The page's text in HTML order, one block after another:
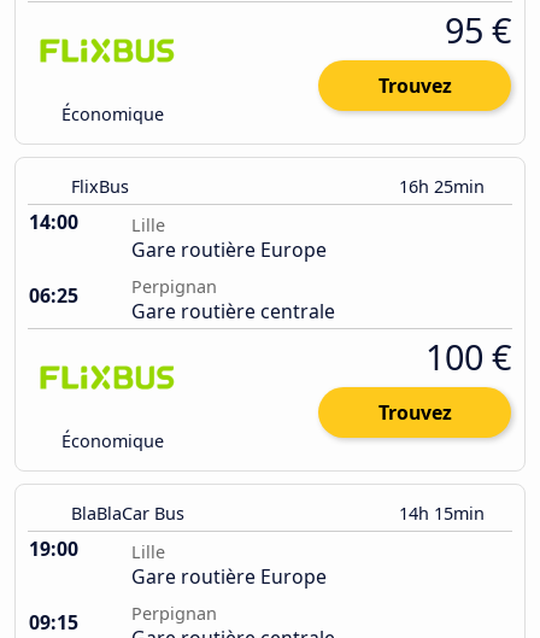
Économique
95 €
Trouvez
FlixBus 16h 25min
14:00 Lille
Gare routière Europe
06:25
Perpignan
Gare routière centrale
Économique
100 €
Trouvez
BlaBlaCar Bus 14h 15min
19:00 Lille
Gare routière Europe
09:15
Perpignan